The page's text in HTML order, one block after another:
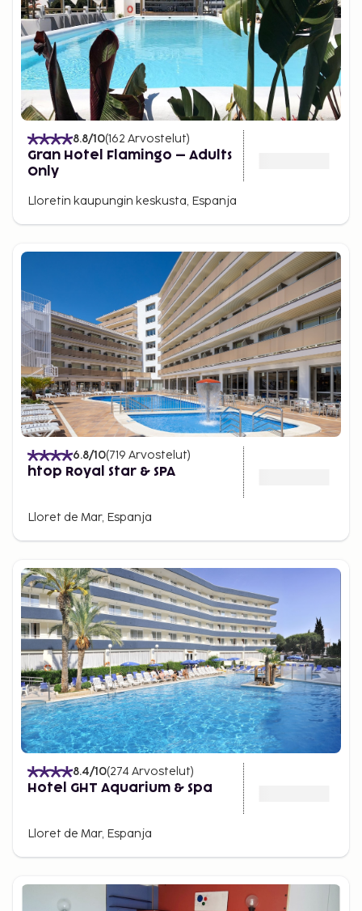
8.8/10(162 Arvostelut)
Gran Hotel Flamingo – Adults
Only
Lloretin kaupungin keskusta, Espanja
6.8/10(719 Arvostelut)
htop Royal Star & SPA
Lloret de Mar, Espanja
8.4/10(274 Arvostelut)
Hotel GHT Aquarium & Spa
Lloret de Mar, Espanja